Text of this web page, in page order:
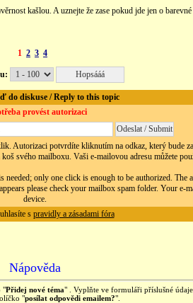
kašlou. A uznejte že zase pokud jde jen o
1 2 3 4
do diskuse / Reply to this topic
provést autorizaci
Autorizaci potvrdíte kliknutím na odkaz, který bude
svého mailboxu. Vaši e-mailovou adresu můžete
only one click is enough to be authorized. The
please check your mailbox spam folder. Your e-
device.
s pravidly a zásadami fóra
Nápověda
"Přidej nové téma" . Vyplňte ve formuláři příslušné
"posílat odpovědi emailem?".